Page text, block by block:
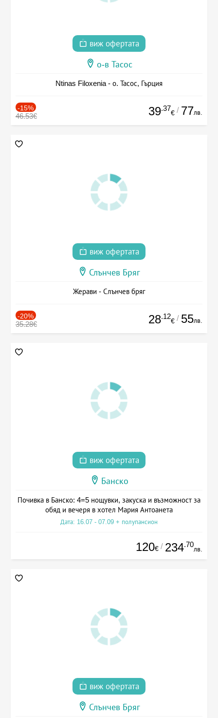
виж офертата
о-в Тасос
Ntinas Filoxenia - о. Тасос, Гърция
-15%
46.53€ 39.37
€ / 77лв.
виж офертата
Слънчев Бряг
Жерави - Слънчев бряг
-20%
35.28€ 28.12
€ / 55лв.
виж офертата
Банско
Почивка в Банско: 4=5 нощувки, закуска и възможност за
обяд и вечеря в хотел Мария Антоанета
Дата: 16.07 - 07.09 + полупансион
120€ / 234.70
лв.
виж офертата
Слънчев Бряг